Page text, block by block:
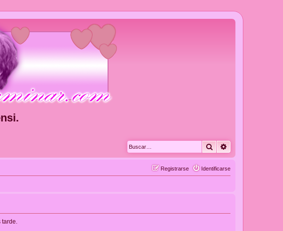
Buscar
Identificarse
Registrarse
tarde.